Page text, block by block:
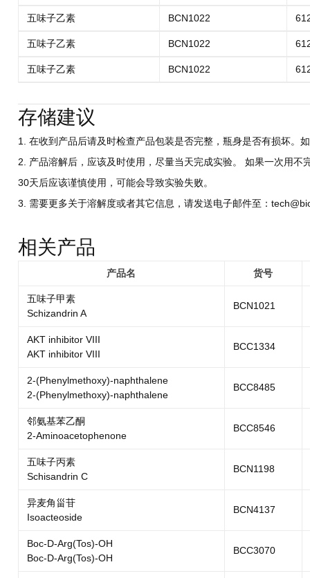
五味子乙素 BCN1022
五味子乙素 BCN1022
五味子乙素 BCN1022
存储建议
1. 在收到产品后请及时检查产品包装是否完整，瓶身是否有损坏。
2. 产品溶解后，应该及时使用，尽量当天完成实验。 如果一次用
30天后应该谨慎使用，可能会导致实验失败。
3. 需要更多关于溶解度或者其它信息，请发送电子邮件至：
相关产品
产品名 货号
五味子甲素
Schizandrin A
BCN1021
AKT inhibitor VIII
AKT inhibitor VIII
BCC1334
2-(Phenylmethoxy)-naphthalene
2-(Phenylmethoxy)-naphthalene
BCC8485
邻氨基苯乙酮
2-Aminoacetophenone
BCC8546
五味子丙素
Schisandrin C
BCN1198
异麦角甾苷
Isoacteoside
BCN4137
Boc-D-Arg(Tos)-OH
Boc-D-Arg(Tos)-OH
BCC3070